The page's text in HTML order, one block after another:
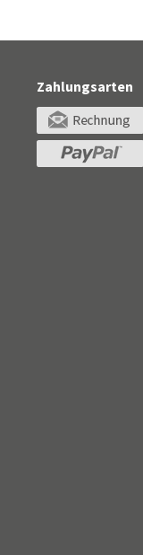
Zahlungsarten